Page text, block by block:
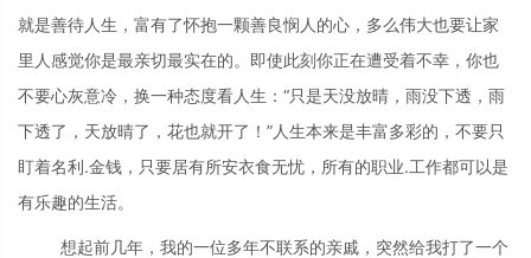
就是善待人生，富有了怀抱一颗善良悯人的心，多么伟大也要让家
里人感觉你是最亲切最实在的。即使此刻你正在遭受着不幸，你也
不要心灰意冷，换一种态度看人生：“只是天没放晴，雨没下透，雨
下透了，天放晴了，花也就开了！”人生本来是丰富多彩的，不要只
盯着名利.金钱，只要居有所安衣食无忧，所有的职业.工作都可以是
有乐趣的生活。
想起前几年，我的一位多年不联系的亲戚，突然给我打了一个